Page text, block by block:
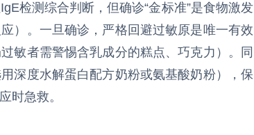
检测综合判断，但确诊“金标准”是食物激发
）。一旦确诊，严格回避过敏原是唯一有效
敏者需警惕含乳成分的糕点、巧克力）。同
深度水解蛋白配方奶粉或氨基酸奶粉），保
时急救。